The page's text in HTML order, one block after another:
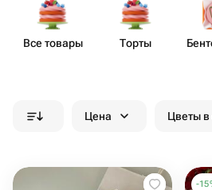
Все товары Торты
Цена Цветы в
-15